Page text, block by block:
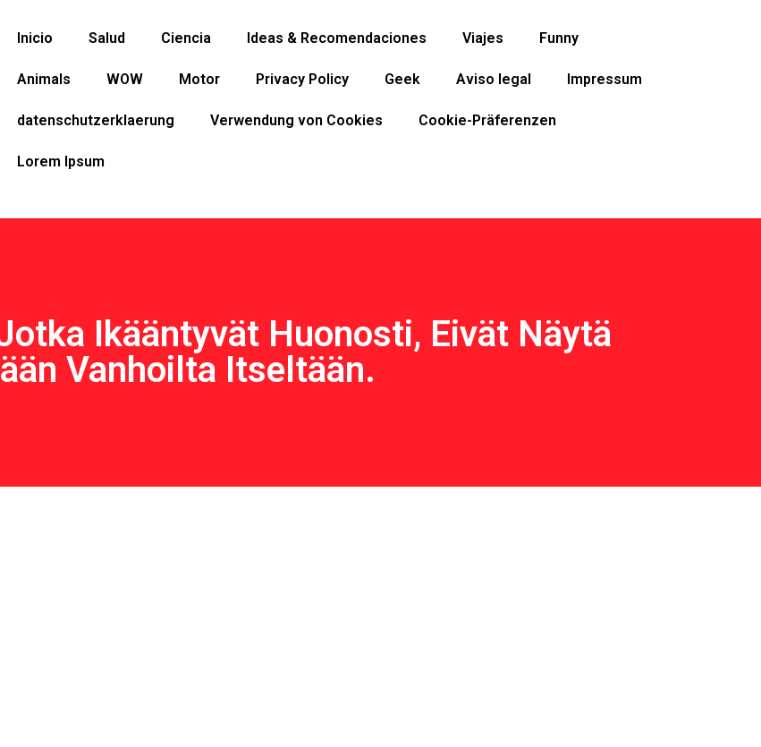
Inicio Salud Ciencia Ideas & Recomendaciones Viajes Funny
Animals WOW Motor Privacy Policy Geek Aviso legal Impressum
datenschutzerklaerung Verwendung von Cookies Cookie-Präferenzen
Lorem Ipsum
Ikääntyvät Huonosti, Eivät Näytä
Vanhoilta Itseltään.